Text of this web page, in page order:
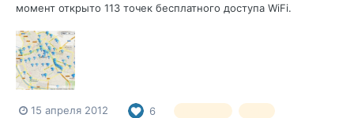
момент открыто 113 точек бесплатного доступа WiFi.
времени соединения (обычно 3 часа) и содержанию
(согласно фильтрам), и не позволяя загрузки. Пользователю
нужно будет зарегистрироваться т...
15 апреля 2012 6